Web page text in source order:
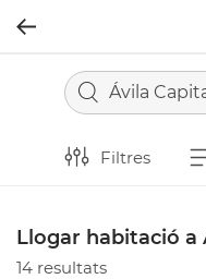
Ávila
Filtres
Llogar habitació a
14 resultats